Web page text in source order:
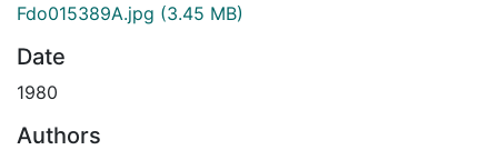
Fdo015389A.jpg (3.45 MB)
Date
1980
Authors